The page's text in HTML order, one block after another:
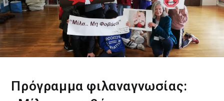
Πρόγραμμα φιλαναγνωσίας: